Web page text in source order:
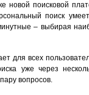
новой поисковой
поиск
– выбирая
для всех
уже через
вопросов.